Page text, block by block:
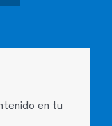
en tu